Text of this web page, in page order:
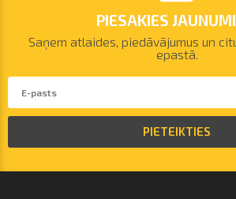
PIESAKIES
Saņem atlaides, piedāvājumus un
epastā.
PIETEIKTIES